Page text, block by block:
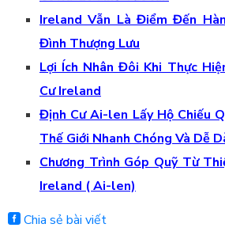
Ireland Vẫn Là Điểm Đến
Đình Thượng Lưu
Lợi Ích Nhân Đôi Khi Thực
Cư Ireland
Định Cư Ai-len Lấy Hộ Chiếu
Thế Giới Nhanh Chóng Và Dễ
Chương Trình Góp Quỹ Từ
Ireland ( Ai-len)
Chia sẻ bài viết